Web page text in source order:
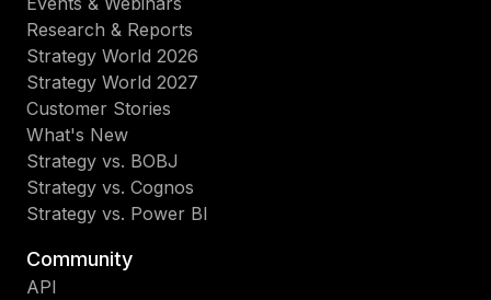
Research & Reports
Strategy World 2026
Strategy World 2027
Customer Stories
What's New
Strategy vs. BOBJ
Strategy vs. Cognos
Strategy vs. Power BI
Community
API